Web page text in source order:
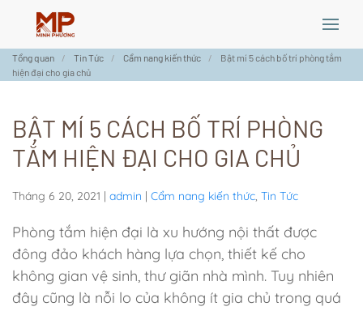
Skip
to
content
Tổng quan Tin Tức Cẩm nang kiến thức
Bật mí 5 cách bố trí phòng tắm
hiện đại cho gia chủ
BẬT MÍ 5 CÁCH BỐ TRÍ PHÒNG
TẮM HIỆN ĐẠI CHO GIA CHỦ
Tháng 6 20, 2021 | admin | Cẩm nang kiến thức, Tin Tức
Phòng tắm hiện đại là xu hướng nội thất được
đông đảo khách hàng lựa chọn, thiết kế cho
không gian vệ sinh, thư giãn nhà mình. Tuy nhiên
đây cũng là nỗi lo của không ít gia chủ trong quá